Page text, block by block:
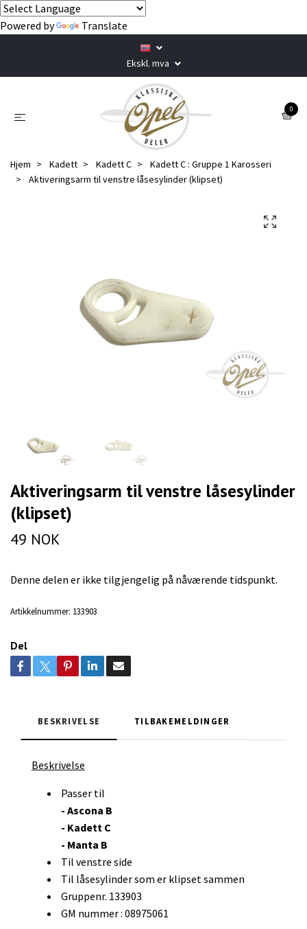
Powered by Translate
Ekskl. mva
0
Hjem Kadett Kadett C
Kadett C : Gruppe 1 Karosseri
Aktiveringsarm til venstre låsesylinder (klipset)
Aktiveringsarm til venstre låsesylinder
(klipset)
49 NOK
Denne delen er ikke tilgjengelig på nåværende tidspunkt.
Artikkelnummer: 133903
Del
BESKRIVELSE TILBAKEMELDINGER
Beskrivelse
Passer til
- Ascona B
- Kadett C
- Manta B
Til venstre side
Til låsesylinder som er klipset sammen
Gruppenr. 133903
GM nummer : 08975061